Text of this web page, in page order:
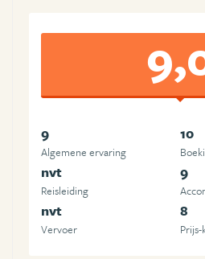
9
Algemene ervaring
10
nvt
Reisleiding
9
nvt
Vervoer
8